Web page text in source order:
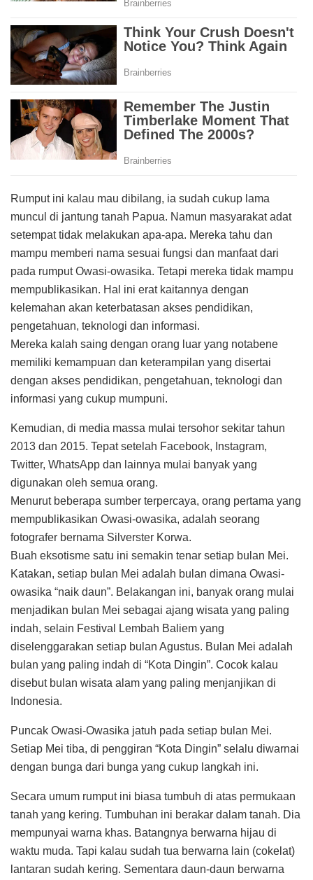
Rumput ini kalau mau dibilang, ia sudah cukup lama
muncul di jantung tanah Papua. Namun masyarakat adat
setempat tidak melakukan apa-apa. Mereka tahu dan
mampu memberi nama sesuai fungsi dan manfaat dari
pada rumput Owasi-owasika. Tetapi mereka tidak mampu
mempublikasikan. Hal ini erat kaitannya dengan
kelemahan akan keterbatasan akses pendidikan,
pengetahuan, teknologi dan informasi.
Mereka kalah saing dengan orang luar yang notabene
memiliki kemampuan dan keterampilan yang disertai
dengan akses pendidikan, pengetahuan, teknologi dan
informasi yang cukup mumpuni.
Kemudian, di media massa mulai tersohor sekitar tahun
2013 dan 2015. Tepat setelah Facebook, Instagram,
Twitter, WhatsApp dan lainnya mulai banyak yang
digunakan oleh semua orang.
Menurut beberapa sumber terpercaya, orang pertama yang
mempublikasikan Owasi-owasika, adalah seorang
fotografer bernama Silverster Korwa.
Buah eksotisme satu ini semakin tenar setiap bulan Mei.
Katakan, setiap bulan Mei adalah bulan dimana Owasi-
owasika “naik daun”. Belakangan ini, banyak orang mulai
menjadikan bulan Mei sebagai ajang wisata yang paling
indah, selain Festival Lembah Baliem yang
diselenggarakan setiap bulan Agustus. Bulan Mei adalah
bulan yang paling indah di “Kota Dingin”. Cocok kalau
disebut bulan wisata alam yang paling menjanjikan di
Indonesia.
Puncak Owasi-Owasika jatuh pada setiap bulan Mei.
Setiap Mei tiba, di penggiran “Kota Dingin” selalu diwarnai
dengan bunga dari bunga yang cukup langkah ini.
Secara umum rumput ini biasa tumbuh di atas permukaan
tanah yang kering. Tumbuhan ini berakar dalam tanah. Dia
mempunyai warna khas. Batangnya berwarna hijau di
waktu muda. Tapi kalau sudah tua berwarna lain (cokelat)
lantaran sudah kering. Sementara daun-daun berwarna